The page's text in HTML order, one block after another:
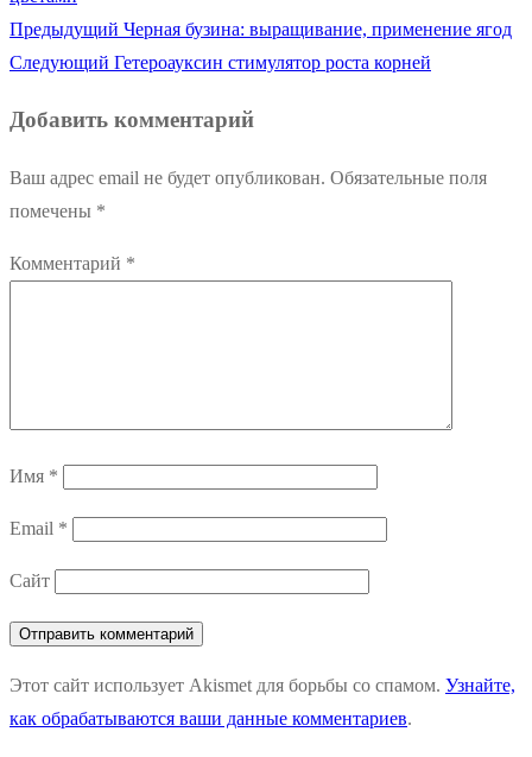
Навигация
записям
Предыдущий Предыдущая
запись:
Черная бузина: выращивание, применение ягод
Следующий Следующая
Гетероауксин стимулятор роста корней
Добавить комментарий
Ваш адрес email не будет опубликован. Обязательные поля
помечены *
Комментарий *
Имя *
Email *
Сайт
Этот сайт использует Akismet для борьбы со спамом. Узнайте,
как обрабатываются ваши данные комментариев.